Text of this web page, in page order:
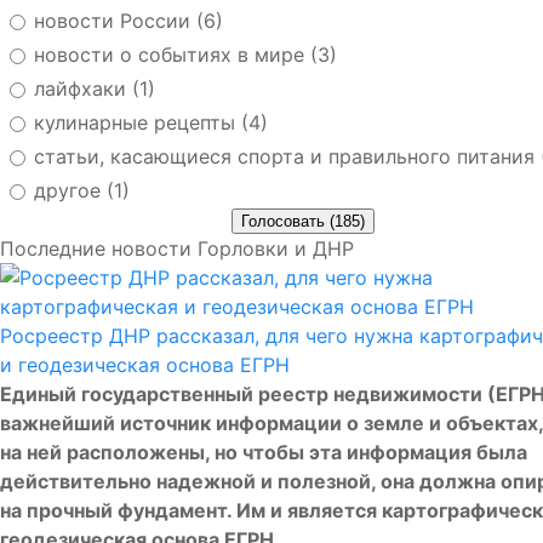
новости России (6)
новости о событиях в мире (3)
лайфхаки (1)
кулинарные рецепты (4)
статьи, касающиеся спорта и правильного питания
другое (1)
Последние новости Горловки и ДНР
Росреестр ДНР рассказал, для чего нужна
и геодезическая основа ЕГРН
Единый государственный реестр недвижимости
важнейший источник информации о земле и
на ней расположены, но чтобы эта информация была
действительно надежной и полезной, она должна
на прочный фундамент. Им и является